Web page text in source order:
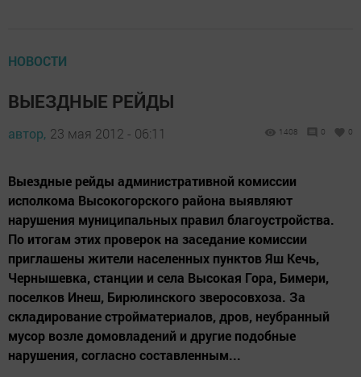
НОВОСТИ
ВЫЕЗДНЫЕ РЕЙДЫ
автор, 23 мая 2012 - 06:11 1408 0 0
Выездные рейды административной комиссии
исполкома Высокогорского района выявляют
нарушения муниципальных правил благоустройства.
По итогам этих проверок на заседание комиссии
приглашены жители населенных пунктов Яш Кечь,
Чернышевка, станции и села Высокая Гора, Бимери,
поселков Инеш, Бирюлинского зверосовхоза. За
складирование стройматериалов, дров, неубранный
мусор возле домовладений и другие подобные
нарушения, согласно составленным...